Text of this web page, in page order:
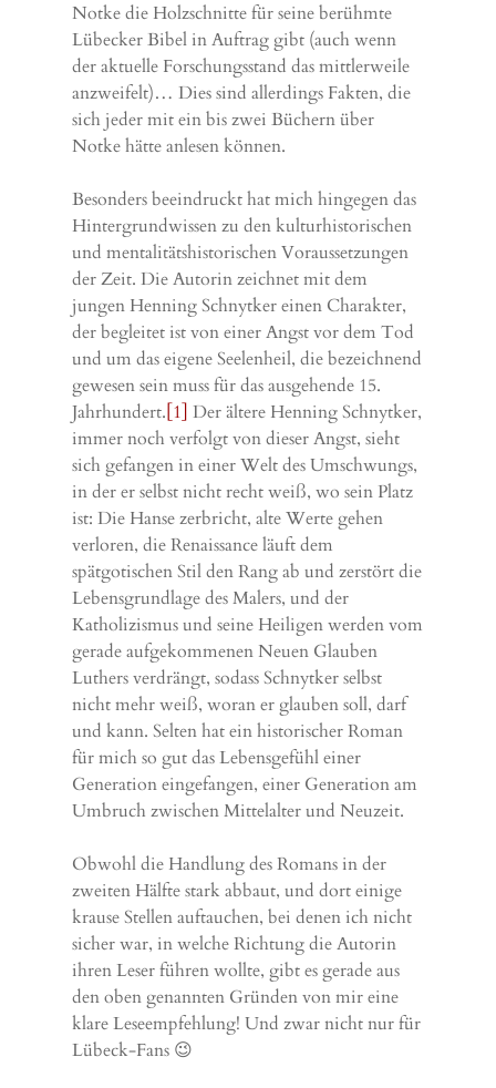
Notke die Holzschnitte für seine berühmte
Lübecker Bibel in Auftrag gibt (auch wenn
der aktuelle Forschungsstand das mittlerweile
anzweifelt)… Dies sind allerdings Fakten, die
sich jeder mit ein bis zwei Büchern über
Notke hätte anlesen können.
Besonders beeindruckt hat mich hingegen das
Hintergrundwissen zu den kulturhistorischen
und mentalitätshistorischen Voraussetzungen
der Zeit. Die Autorin zeichnet mit dem
jungen Henning Schnytker einen Charakter,
der begleitet ist von einer Angst vor dem Tod
und um das eigene Seelenheil, die bezeichnend
gewesen sein muss für das ausgehende 15.
Jahrhundert.[1] Der ältere Henning Schnytker,
immer noch verfolgt von dieser Angst, sieht
sich gefangen in einer Welt des Umschwungs,
in der er selbst nicht recht weiß, wo sein Platz
ist: Die Hanse zerbricht, alte Werte gehen
verloren, die Renaissance läuft dem
spätgotischen Stil den Rang ab und zerstört die
Lebensgrundlage des Malers, und der
Katholizismus und seine Heiligen werden vom
gerade aufgekommenen Neuen Glauben
Luthers verdrängt, sodass Schnytker selbst
nicht mehr weiß, woran er glauben soll, darf
und kann. Selten hat ein historischer Roman
für mich so gut das Lebensgefühl einer
Generation eingefangen, einer Generation am
Umbruch zwischen Mittelalter und Neuzeit.
Obwohl die Handlung des Romans in der
zweiten Hälfte stark abbaut, und dort einige
krause Stellen auftauchen, bei denen ich nicht
sicher war, in welche Richtung die Autorin
ihren Leser führen wollte, gibt es gerade aus
den oben genannten Gründen von mir eine
klare Leseempfehlung! Und zwar nicht nur für
Lübeck-Fans 😉